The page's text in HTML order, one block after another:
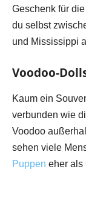
Geschenk für
du selbst
und Mississippi
Voodoo-
Kaum ein
verbunden wie
Voodoo
sehen viele
Puppen eher als